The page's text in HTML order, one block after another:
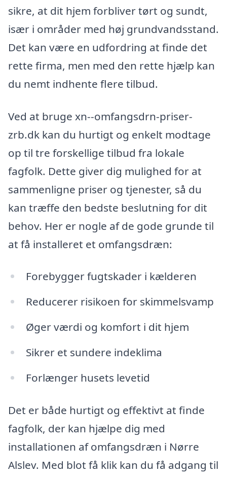
sikre, at dit hjem forbliver tørt og sundt,
især i områder med høj grundvandsstand.
Det kan være en udfordring at finde det
rette firma, men med den rette hjælp kan
du nemt indhente flere tilbud.
Ved at bruge xn--omfangsdrn-priser-
zrb.dk kan du hurtigt og enkelt modtage
op til tre forskellige tilbud fra lokale
fagfolk. Dette giver dig mulighed for at
sammenligne priser og tjenester, så du
kan træffe den bedste beslutning for dit
behov. Her er nogle af de gode grunde til
at få installeret et omfangsdræn:
Forebygger fugtskader i kælderen
Reducerer risikoen for skimmelsvamp
Øger værdi og komfort i dit hjem
Sikrer et sundere indeklima
Forlænger husets levetid
Det er både hurtigt og effektivt at finde
fagfolk, der kan hjælpe dig med
installationen af omfangsdræn i Nørre
Alslev. Med blot få klik kan du få adgang til